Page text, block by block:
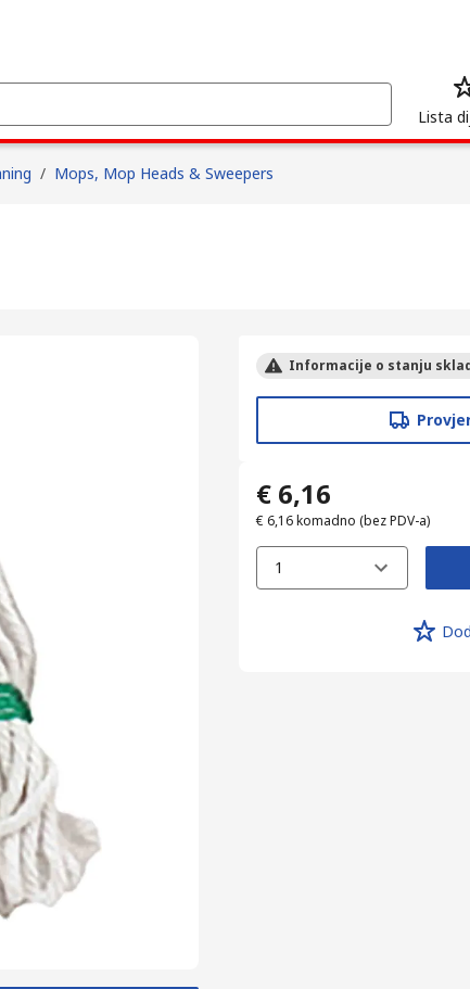
Lista
/ Mops, Mop Heads & Sweepers
Informacije o stanju
€ 6,16
€ 6,16komadno (bez PDV-a)
1